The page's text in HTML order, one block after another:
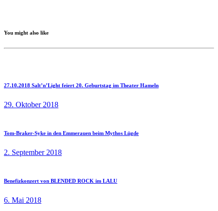
You might also like
27.10.2018 Salt’n’Light feiert 20. Geburtstag im Theater Hameln
29. Oktober 2018
Tom-Braker-Syke in den Emmerauen beim Mythos Lügde
2. September 2018
Benefizkonzert von BLENDED ROCK im LALU
6. Mai 2018